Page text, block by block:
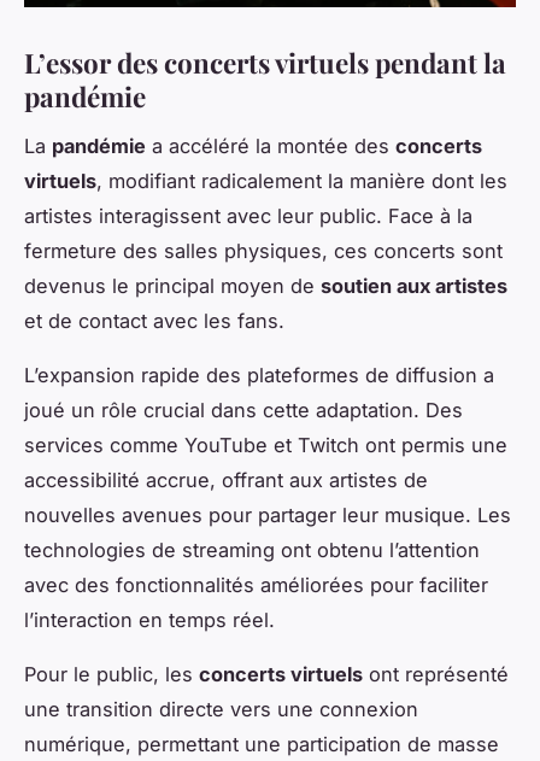
L’essor des concerts virtuels pendant la
pandémie
La pandémie a accéléré la montée des concerts
virtuels, modifiant radicalement la manière dont les
artistes interagissent avec leur public. Face à la
fermeture des salles physiques, ces concerts sont
devenus le principal moyen de soutien aux artistes
et de contact avec les fans.
L’expansion rapide des plateformes de diffusion a
joué un rôle crucial dans cette adaptation. Des
services comme YouTube et Twitch ont permis une
accessibilité accrue, offrant aux artistes de
nouvelles avenues pour partager leur musique. Les
technologies de streaming ont obtenu l’attention
avec des fonctionnalités améliorées pour faciliter
l’interaction en temps réel.
Pour le public, les concerts virtuels ont représenté
une transition directe vers une connexion
numérique, permettant une participation de masse